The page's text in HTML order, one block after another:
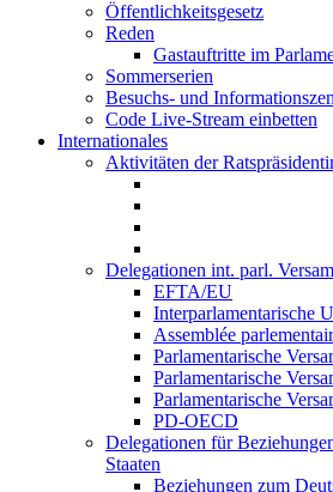
Öffentlichkeitsgesetz
Reden
Gastauftritte im
Sommerserien
Besuchs- und
Code Live-Stream einbetten
Internationales
Aktivitäten der
Delegationen int. parl.
EFTA/EU
Interparlamentarische
Assemblée
Parlamentarische
Parlamentarische
Parlamentarische
PD-OECD
Delegationen für
Staaten
Beziehungen zum